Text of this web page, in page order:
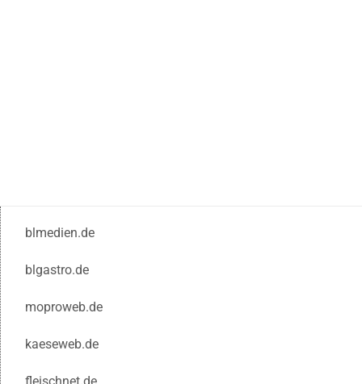
blmedien.de
blgastro.de
moproweb.de
kaeseweb.de